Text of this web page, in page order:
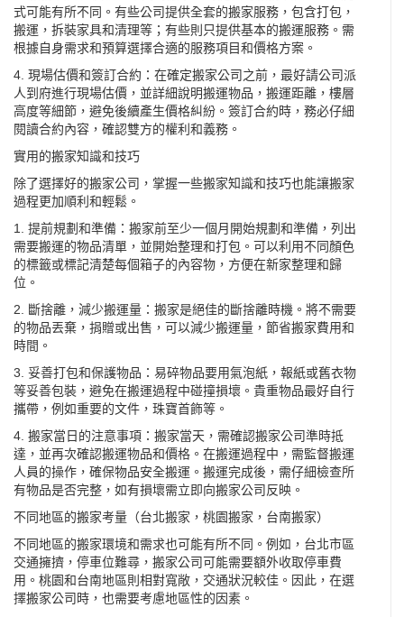
式可能有所不同。有些公司提供全套的搬家服務，包含打包，
搬運，拆裝家具和清理等；有些則只提供基本的搬運服務。需
根據自身需求和預算選擇合適的服務項目和價格方案。
4. 現場估價和簽訂合約：在確定搬家公司之前，最好請公司派
人到府進行現場估價，並詳細說明搬運物品，搬運距離，樓層
高度等細節，避免後續產生價格糾紛。簽訂合約時，務必仔細
閱讀合約內容，確認雙方的權利和義務。
實用的搬家知識和技巧
除了選擇好的搬家公司，掌握一些搬家知識和技巧也能讓搬家
過程更加順利和輕鬆。
1. 提前規劃和準備：搬家前至少一個月開始規劃和準備，列出
需要搬運的物品清單，並開始整理和打包。可以利用不同顏色
的標籤或標記清楚每個箱子的內容物，方便在新家整理和歸
位。
2. 斷捨離，減少搬運量：搬家是絕佳的斷捨離時機。將不需要
的物品丟棄，捐贈或出售，可以減少搬運量，節省搬家費用和
時間。
3. 妥善打包和保護物品：易碎物品要用氣泡紙，報紙或舊衣物
等妥善包裝，避免在搬運過程中碰撞損壞。貴重物品最好自行
攜帶，例如重要的文件，珠寶首飾等。
4. 搬家當日的注意事項：搬家當天，需確認搬家公司準時抵
達，並再次確認搬運物品和價格。在搬運過程中，需監督搬運
人員的操作，確保物品安全搬運。搬運完成後，需仔細檢查所
有物品是否完整，如有損壞需立即向搬家公司反映。
不同地區的搬家考量（台北搬家，桃園搬家，台南搬家）
不同地區的搬家環境和需求也可能有所不同。例如，台北市區
交通擁擠，停車位難尋，搬家公司可能需要額外收取停車費
用。桃園和台南地區則相對寬敞，交通狀況較佳。因此，在選
擇搬家公司時，也需要考慮地區性的因素。